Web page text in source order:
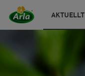
AKTUELLT